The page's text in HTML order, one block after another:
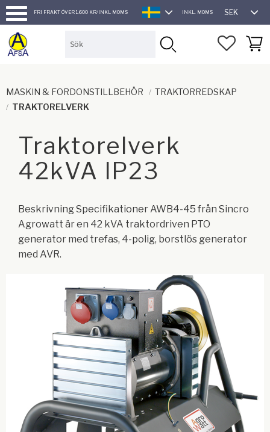
Meny
FRI FRAKT ÖVER 1.600 KR/INKL MOMS
SVENSKA
INKL. MOMS SEK
MASKIN & FORDONSTILLBEHÖR
TRAKTORREDSKAP
TRAKTORELVERK
Traktorelverk
42kVA IP23
Beskrivning Specifikationer AWB4-45 från Sincro
Agrowatt är en 42 kVA traktordriven PTO
generator med trefas, 4-polig, borstlös generator
med AVR.